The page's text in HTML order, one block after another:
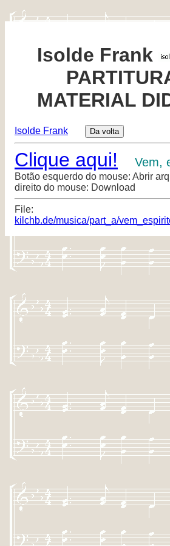
Isolde Frank
MATERIAL
Isolde Frank
Clique aqui! Vem,
Botão esquerdo do mouse: Abrir
direito do mouse: Download
File:
kilchb.de/musica/part_a/